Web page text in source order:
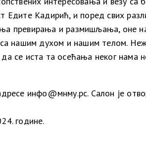
Едите Кадирић, и поред свих
превирања и размишљања, оне
нашим духом и нашим телом.
се иста та осећања неког нама
инфо@мнму.рс. Салон је
године.